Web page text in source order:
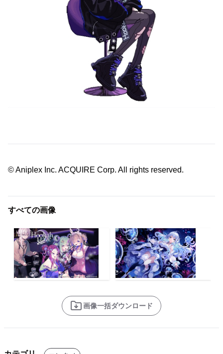
© Aniplex Inc. ACQUIRE Corp. All rights reserved.
すべての画像
画像一括ダウンロード